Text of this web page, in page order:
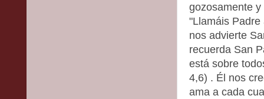
gozosamente
"Llamáis
nos advierte
recuerda San
está sobre
4,6) . Él nos
ama a cada